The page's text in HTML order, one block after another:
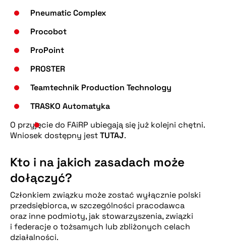
Pneumatic Complex
Procobot
ProPoint
PROSTER
Teamtechnik Production Technology
TRASKO Automatyka
O przyjęcie do FAiRP ubiegają się już kolejni chętni.
Wniosek dostępny jestTUTAJ.
Kto i na jakich zasadach może
dołączyć?
Członkiem związku może zostać wyłącznie polski
przedsiębiorca, w szczególności pracodawca
oraz inne podmioty, jak stowarzyszenia, związki
i federacje o tożsamych lub zbliżonych celach
działalności.